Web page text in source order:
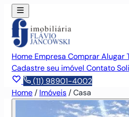
Home Empresa ComprarAlugar
Cadastre seu imóvel Contato
(11) 98901-4002
Home / Imóveis /Casa